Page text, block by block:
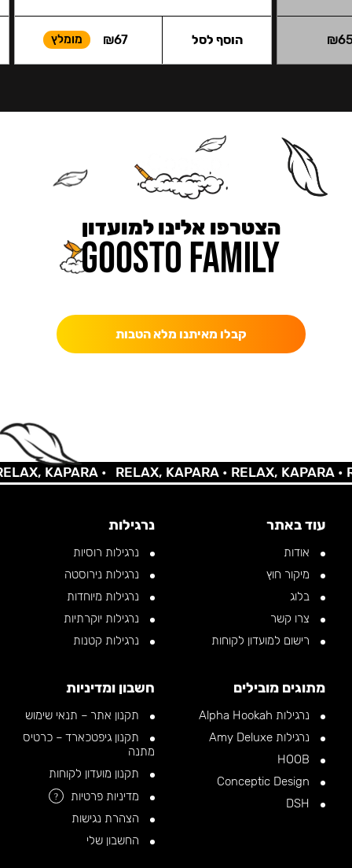
₪
₪67 מומלץ הוסף לסל
הצטרפו אלינו למועדון
קבלו מאיתנו מלא הטבות
KAPARA • RELAX, KAPARA •RELAX, KAPARA •
עוד באתר
אודות
מיקור חוץ
בלוג
צרו קשר
רישום למועדון לקוחות
נרגילות
נרגילות רוסיות
נרגילות נירוסטה
נרגילות מיוחדות
נרגילות יוקרתיות
נרגילות קטנות
מתוגים מובילים
נרגילות Alpha Hookah
נרגילות Amy Deluxe
חשבון ומדיניות
תקנון אתר – תנאי שימוש
תקנון גיפטכארד – כרטיס
מתנה
תקנון מועדון לקוחות
מדיניות פרטיות
?
הצהרת נגישות
החשבון שלי